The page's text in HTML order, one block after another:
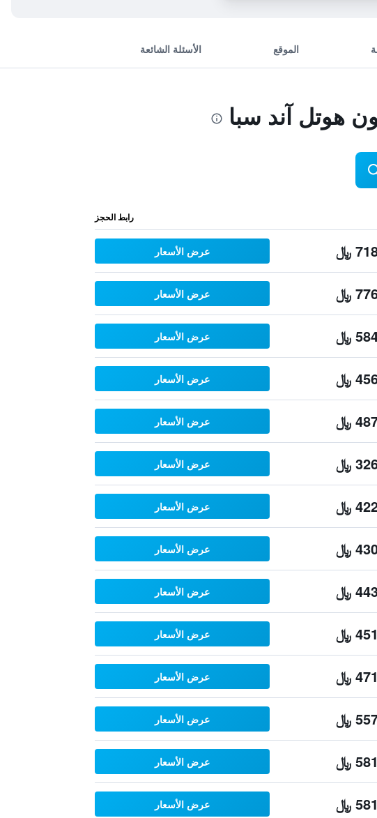
الموقع الأسئلة الشائعة
هوتل آند سبا
رابط الحجز
﷼ عرض الأسعار
﷼ عرض الأسعار
﷼ عرض الأسعار
﷼ عرض الأسعار
﷼ عرض الأسعار
﷼ عرض الأسعار
﷼ عرض الأسعار
﷼ عرض الأسعار
﷼ عرض الأسعار
451 ﷼ عرض الأسعار
471 ﷼ عرض الأسعار
﷼ عرض الأسعار
581 ﷼ عرض الأسعار
581 ﷼ عرض الأسعار